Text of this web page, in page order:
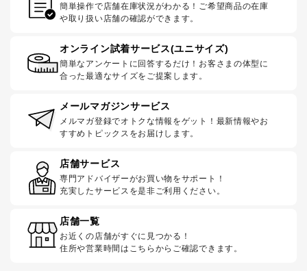
簡単操作で店舗在庫状況がわかる！ご希望商品の在庫
や取り扱い店舗の確認ができます。
オンライン試着サービス(ユニサイズ)
簡単なアンケートに回答するだけ！お客さまの体型に
合った最適なサイズをご提案します。
メールマガジンサービス
メルマガ登録でオトクな情報をゲット！最新情報やお
すすめトピックスをお届けします。
店舗サービス
専門アドバイザーがお買い物をサポート！
充実したサービスを是非ご利用ください。
店舗一覧
お近くの店舗がすぐに見つかる！
住所や営業時間はこちらからご確認できます。